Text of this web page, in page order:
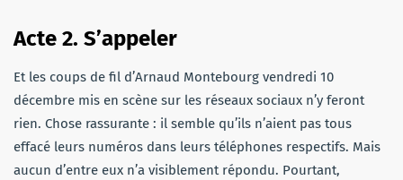
Acte 2. S’appeler
Et les coups de fil d’Arnaud Montebourg vendredi 10
décembre mis en scène sur les réseaux sociaux n’y feront
rien. Chose rassurante : il semble qu’ils n’aient pas tous
effacé leurs numéros dans leurs téléphones respectifs. Mais
aucun d’entre eux n’a visiblement répondu. Pourtant,